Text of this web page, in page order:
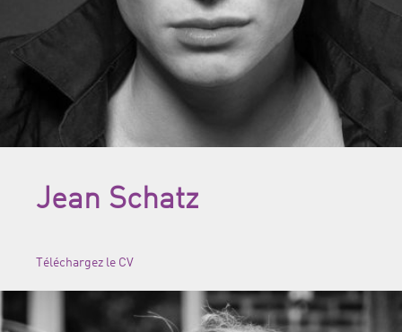
Jean Schatz
Téléchargez le CV